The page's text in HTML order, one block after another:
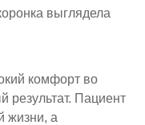
выглядела
комфорт во
результат. Пациент
жизни, а